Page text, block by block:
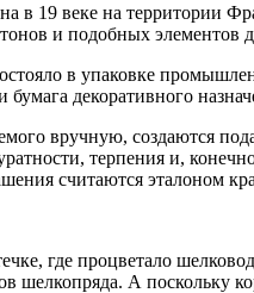
в 19 веке на территории
и подобных элементов
в упаковке
бумага декоративного
вручную, создаются
терпения и,
считаются эталоном
где процветало
шелкопряда. А поскольку